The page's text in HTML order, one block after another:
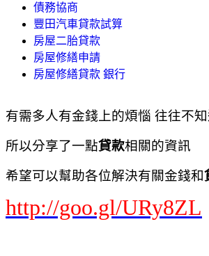
債務協商
豐田汽車貸款試算
房屋二胎貸款
房屋修繕申請
房屋修繕貸款 銀行
有需多人有金錢上的煩惱 往往不
所以分享了一點貸款相關的資訊
希望可以幫助各位解決有關金錢和
http://goo.gl/URy8ZL